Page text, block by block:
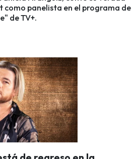
como panelista en el programa de
de TV+.